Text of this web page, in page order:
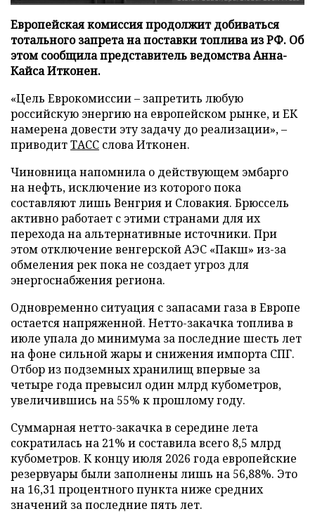
Европейская комиссия продолжит добиваться
тотального запрета на поставки топлива из РФ. Об
этом сообщила представитель ведомства Анна-
Кайса Итконен.
«Цель Еврокомиссии – запретить любую
российскую энергию на европейском рынке, и ЕК
намерена довести эту задачу до реализации», –
приводитТАСС слова Итконен.
Чиновница напомнила о действующем эмбарго
на нефть, исключение из которого пока
составляют лишь Венгрия и Словакия. Брюссель
активно работает с этими странами для их
перехода на альтернативные источники. При
этом отключение венгерской АЭС «Пакш» из-за
обмеления рек пока не создает угроз для
энергоснабжения региона.
Одновременно ситуация с запасами газа в Европе
остается напряженной. Нетто-закачка топлива в
июле упала до минимума за последние шесть лет
на фоне сильной жары и снижения импорта СПГ.
Отбор из подземных хранилищ впервые за
четыре года превысил один млрд кубометров,
увеличившись на 55% к прошлому году.
Суммарная нетто-закачка в середине лета
сократилась на 21% и составила всего 8,5 млрд
кубометров. К концу июля 2026 года европейские
резервуары были заполнены лишь на 56,88%. Это
на 16,31 процентного пункта ниже средних
значений за последние пять лет.